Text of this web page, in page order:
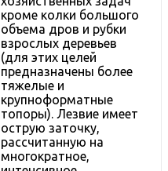
кроме колки большого
объема дров и рубки
взрослых деревьев
(для этих целей
предназначены более
тяжелые и
крупноформатные
топоры). Лезвие имеет
острую заточку,
рассчитанную на
многократное,